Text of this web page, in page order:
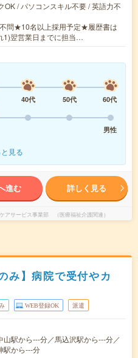
OK / パソコンスキル不要 / 英語力不
問★10名以上採用予定★履歴書は
1)翌営業日までに担当…
40代 50代
60代
男性
見る
進む 詳しく見る
アサービス事業部 （医療福祉介護関連）
み】病院で受付やカ
WEB登録OK 派遣
駅から---分／馬込沢駅から---分／
駅から---分